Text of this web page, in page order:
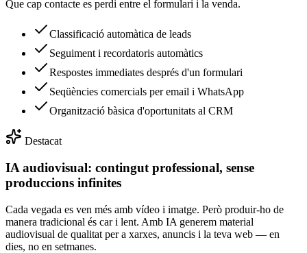
Que cap contacte es perdi entre el formulari i la venda.
Classificació automàtica de leads
Seguiment i recordatoris automàtics
Respostes immediates després d'un formulari
Seqüències comercials per email i WhatsApp
Organització bàsica d'oportunitats al CRM
Destacat
IA audiovisual: contingut professional, sense
produccions infinites
Cada vegada es ven més amb vídeo i imatge. Però produir-ho de
manera tradicional és car i lent. Amb IA generem material
audiovisual de qualitat per a xarxes, anuncis i la teva web — en
dies, no en setmanes.